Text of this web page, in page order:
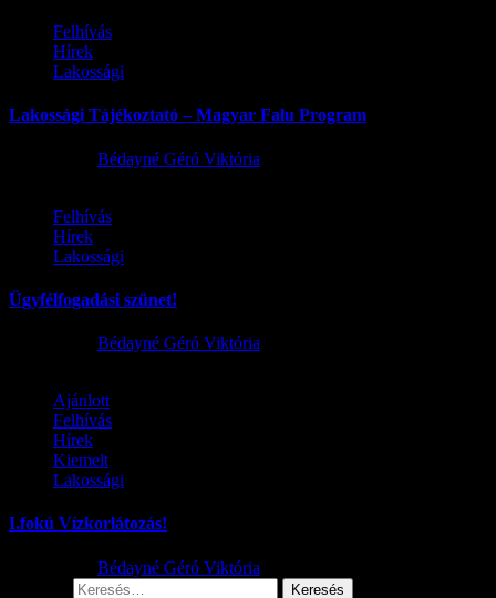
Felhívás
Hírek
Lakossági
Lakossági Tájékoztató – Magyar Falu Program
Bédayné Géró Viktória
Felhívás
Hírek
Lakossági
Ügyfélfogadási szünet!
Bédayné Géró Viktória
Ajánlott
Felhívás
Hírek
Kiemelt
Lakossági
I.fokú Vízkorlátozás!
Bédayné Géró Viktória